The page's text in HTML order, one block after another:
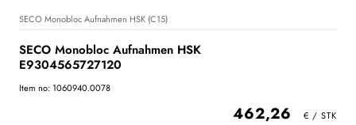
SECO Monobloc Aufnahmen HSK (C15)
SECO Monobloc Aufnahmen HSK
E9304565727120
Item no: 1060940.0078
462,26